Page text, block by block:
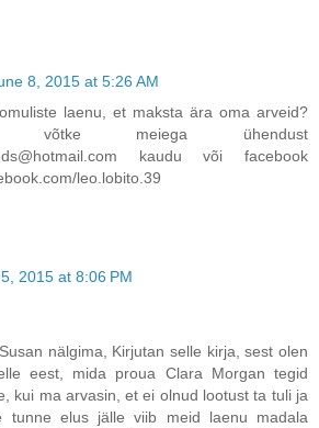
8, 2015 at 5:26 AM
laenu, et maksta ära oma arveid?
meiega ühendust
kaudu või facebook
leo.lobito.39
2015 at 8:06 PM
nälgima, Kirjutan selle kirja, sest olen
eest, mida proua Clara Morgan tegid
kui ma arvasin, et ei olnud lootust ta tuli ja
tunne elus jälle viib meid laenu madala